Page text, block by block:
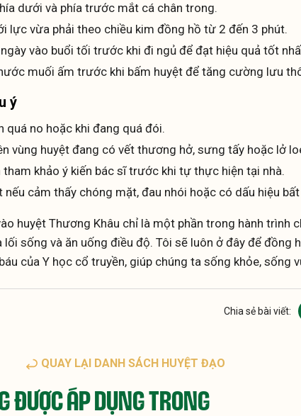
dưới và phía trước mắt cá chân trong.
lực vừa phải theo chiều kim đồng hồ từ 2 đến 3 phút.
vào buổi tối trước khi đi ngủ để đạt hiệu quả tốt
muối ấm trước khi bấm huyệt để tăng cường lưu
ý
quá no hoặc khi đang quá đói.
vùng huyệt đang có vết thương hở, sưng tấy hoặc lở
khảo ý kiến bác sĩ trước khi tự thực hiện tại nhà.
nếu cảm thấy chóng mặt, đau nhói hoặc có dấu hiệu
huyệt Thương Khâu chỉ là một phần trong hành trình
sống và ăn uống điều độ. Tôi sẽ luôn ở đây để đồng
của Y học cổ truyền, giúp chúng ta sống khỏe, sống
Chia sẻ bài viết:
QUAY LẠI DANH SÁCH HUYỆT ĐẠO
ĐƯỢC ÁP DỤNG TRONG